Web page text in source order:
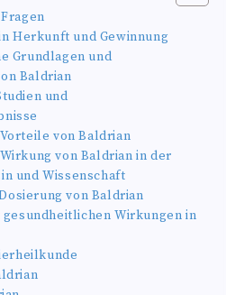
Herkunft und Gewinnung
Grundlagen und
Baldrian
und
von Baldrian
von Baldrian in der
und Wissenschaft
von Baldrian
Wirkungen in